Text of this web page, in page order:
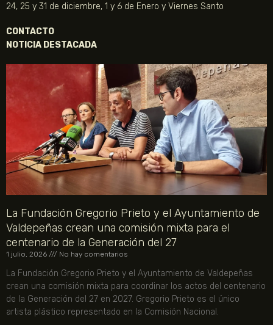
24, 25 y 31 de diciembre, 1 y 6 de Enero y Viernes Santo
CONTACTO
NOTICIA DESTACADA
La Fundación Gregorio Prieto y el Ayuntamiento de
Valdepeñas crean una comisión mixta para el
centenario de la Generación del 27
1 julio, 2026 No hay comentarios
La Fundación Gregorio Prieto y el Ayuntamiento de Valdepeñas
crean una comisión mixta para coordinar los actos del centenario
de la Generación del 27 en 2027. Gregorio Prieto es el único
artista plástico representado en la Comisión Nacional.